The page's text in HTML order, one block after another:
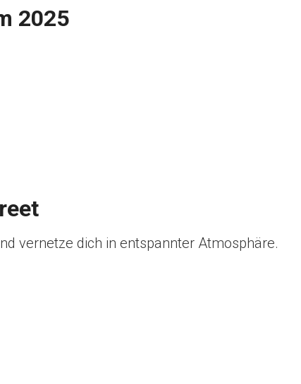
2025
vernetze dich in entspannter Atmosphäre.